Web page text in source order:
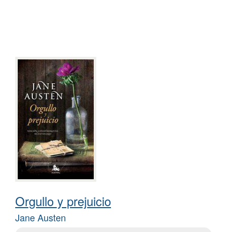
Orgullo y prejuicio
Jane Austen